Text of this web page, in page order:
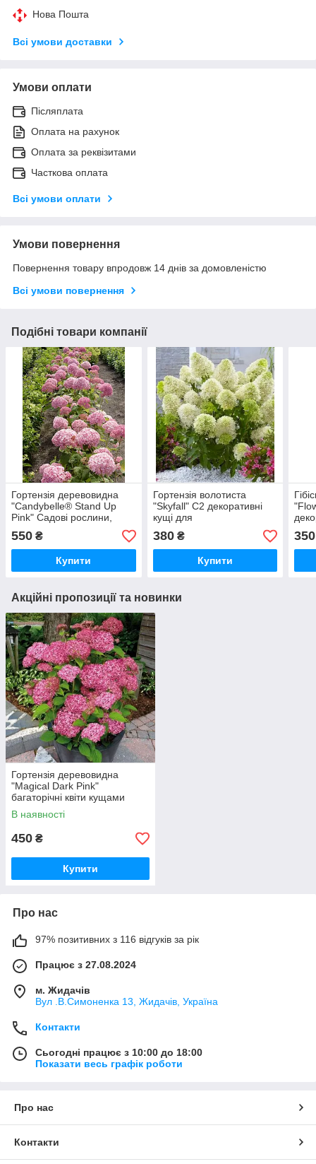
Нова Пошта
Всі умови доставки
Умови оплати
Післяплата
Оплата на рахунок
Оплата за реквізитами
Часткова оплата
Всі умови оплати
Умови повернення
Повернення товару впродовж 14 днів за домовленістю
Всі умови повернення
Подібні товари компанії
Гортензія деревовидна
"Candybelle® Stand Up
Pink" Садові рослини,
квіти багаторічні, розсада,
саджанці, трави
550 ₴
Купити
Гортензія волотиста
"Skyfall" С2 декоративні
кущі для
саду,саджанці,квіти
багаторічні,дерева
380₴
Купити
350
Акційні пропозиції та новинки
Гортензія деревовидна
"Magical Dark Pink"
багаторічні квіти кущами
В наявності
450 ₴
Купити
Про нас
97% позитивних з 116 відгуків за рік
Працює з 27.08.2024
м. Жидачів
Вул .В.Симоненка 13, Жидачів, Україна
Контакти
Сьогодні працює з 10:00 до 18:00
Показати весь графік роботи
Про нас
Контакти